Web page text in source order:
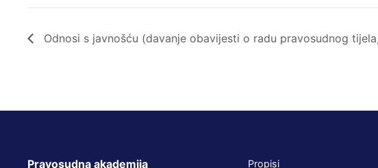
Odnosi s javnošću (davanje obavijesti o radu pravosudnog
Pravosudna akademija Propisi